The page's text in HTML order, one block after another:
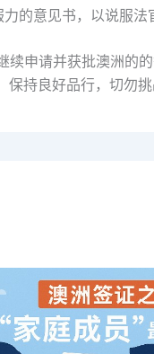
的意见书，以说服法
申请并获批澳洲的
持良好品行，切勿挑